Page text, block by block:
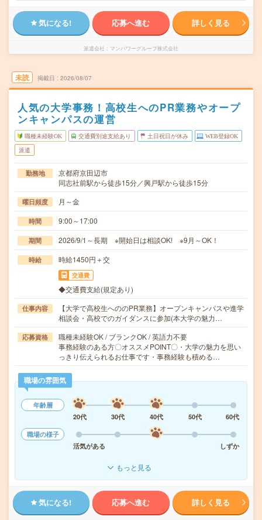
気になる! 応募へ進む 詳しく見る
派遣会社 マンパワーグループ株式会社
未読 掲載日 2026/08/07
人気の大学事務！高校生へのPR業務やオープ
ンキャンパスの運営
職種未経験OK 交通費別途支給あり 土日祝日が休み WEB登録OK
派遣
勤務地
京都府京田辺市
同志社前駅から徒歩15分／興戸駅から徒歩15分
曜日頻度 月～金
時間 9:00～17:00
期間 2026/9/1～長期 ※開始日は相談OK! ※9月～OK！
時給 時給1450円＋交
交通費
◆交通費支給(規定あり)
仕事内容
【大学で高校生へののPR業務】オープンキャンパスや進学
相談会・高校でのガイダンスに参加(本大学の魅力…
応募資格
職種未経験OK / ブランクOK / 英語力不要
事務経験のある方〇オススメPOINT〇・大学の魅力を思い
っきり伝えられるお仕事です・事務経験も積める…
職場の雰囲気
年齢層
20代
30代 40代 50代
60代
職場の様子
活気がある
しずか
もっと見る
気になる! 応募へ進む 詳しく見る